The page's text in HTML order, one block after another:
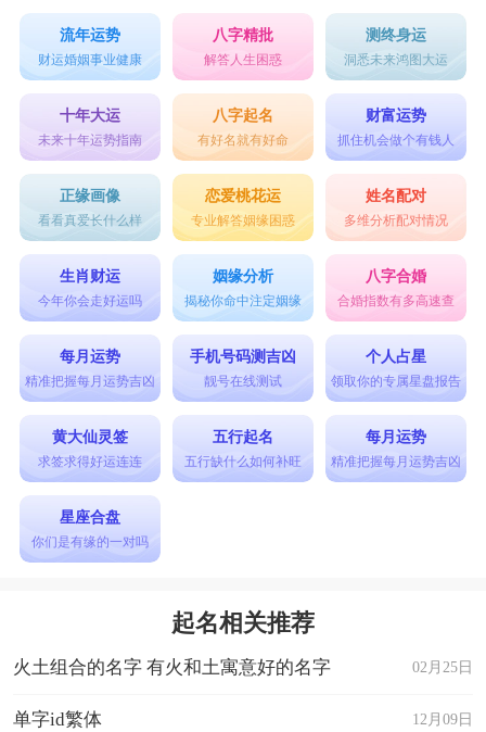
好运一生微信名释义
光明初现：象征希望和新的开始。?
幸运之翼：表示好运即将降临。?
微笑启航：寓意乐观向上，一切顺利。?
福星高照：直接表达好运的祝福。??
梦想起航：寓意追求梦想的开始。?
金色阳光：象征财富和成功。?
彩虹桥梁：彩虹是美好事物的桥梁，象征连接好
运。?
幸福种子：寓意内心播种幸福，终将收获。?
快乐音符：象征生活中充满快乐和和谐。?
智慧明灯：表示智慧将照亮前行的道路。?
星辰大海：表示无限的可能性和梦想。?
春风得意：寓意一切顺利，心满意足。?
好运连连：直接表达持续好运的愿望。?
梦想成真：寓意梦想终将实现。?
幸运之星：表示成为幸运的焦点。?
流年运势
财运婚姻事业健康
八字精批
解答人生困惑
测终身运
洞悉未来鸿图大运
十年大运
未来十年运势指南
八字起名
有好名就有好命
财富运势
抓住机会做个有钱人
正缘画像
看看真爱长什么样
恋爱桃花运
专业解答姻缘困惑
姓名配对
多维分析配对情况
生肖财运
今年你会走好运吗
姻缘分析
揭秘你命中注定姻缘
八字合婚
合婚指数有多高速查
每月运势
精准把握每月运势吉凶
手机号码测吉凶
靓号在线测试
个人占星
领取你的专属星盘报告
黄大仙灵签
求签求得好运连连
五行起名
五行缺什么如何补旺
每月运势
精准把握每月运势吉凶
星座合盘
你们是有缘的一对吗
起名相关推荐
02月25日
火土组合的名字 有火和土寓意好的名字
12月09日
单字id繁体